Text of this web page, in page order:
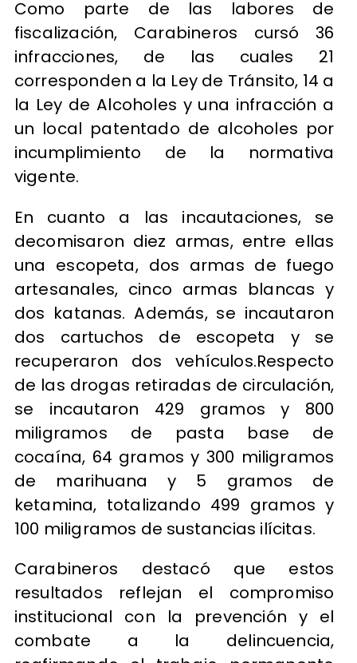
Como parte de las labores de
fiscalización, Carabineros cursó 36
infracciones, de las cuales 21
corresponden a la Ley de Tránsito, 14 a
la Ley de Alcoholes y una infracción a
un local patentado de alcoholes por
incumplimiento de la normativa
vigente.
En cuanto a las incautaciones, se
decomisaron diez armas, entre ellas
una escopeta, dos armas de fuego
artesanales, cinco armas blancas y
dos katanas. Además, se incautaron
dos cartuchos de escopeta y se
recuperaron dos vehículos.Respecto
de las drogas retiradas de circulación,
se incautaron 429 gramos y 800
miligramos de pasta base de
cocaína, 64 gramos y 300 miligramos
de marihuana y 5 gramos de
ketamina, totalizando 499 gramos y
100 miligramos de sustancias ilícitas.
Carabineros destacó que estos
resultados reflejan el compromiso
institucional con la prevención y el
combate a la delincuencia,